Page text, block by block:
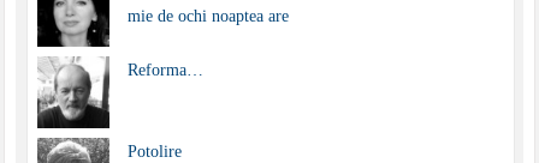
mie de ochi noaptea are
Reforma…
Potolire